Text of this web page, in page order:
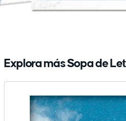
Explora más Sopa de